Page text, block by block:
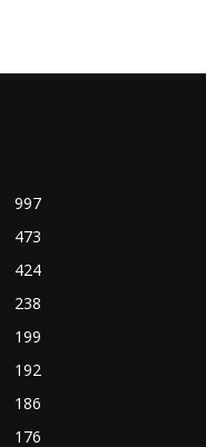
997
473
424
238
199
192
186
176